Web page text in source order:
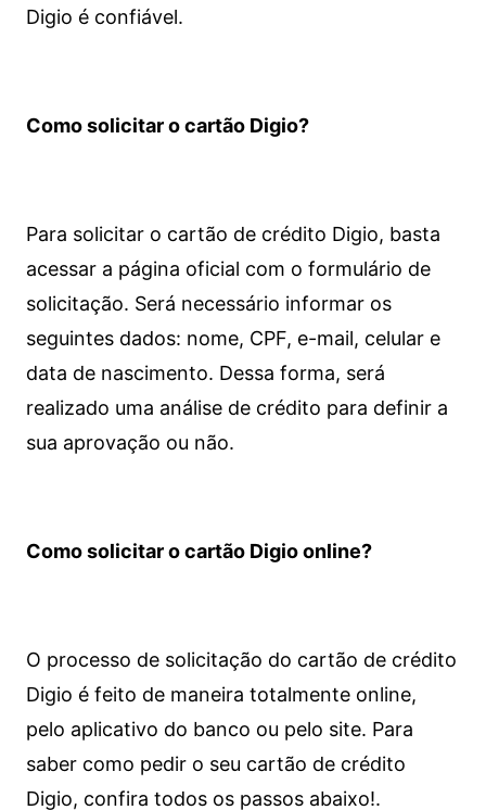
Digio é confiável.
Como solicitar o cartão Digio?
Para solicitar o cartão de crédito Digio, basta
acessar a página oficial com o formulário de
solicitação. Será necessário informar os
seguintes dados: nome, CPF, e-mail, celular e
data de nascimento. Dessa forma, será
realizado uma análise de crédito para definir a
sua aprovação ou não.
Como solicitar o cartão Digio online?
O processo de solicitação do cartão de crédito
Digio é feito de maneira totalmente online,
pelo aplicativo do banco ou pelo site. Para
saber como pedir o seu cartão de crédito
Digio, confira todos os passos abaixo!.